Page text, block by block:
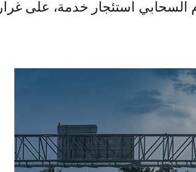
استئجار خدمة، على غرار